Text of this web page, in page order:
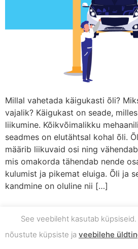
Millal vahetada käigukasti õli?
vajalik? Käigukast on seade,
liikumine. Kõikvõimalikku
seadmes on elutähtsal kohal õli.
määrib liikuvaid osi ning
mis omakorda tähendab nende
kulumist ja pikemat eluiga. Õli ja
kandmine on oluline nii […]
See veebileht kasutab
nõustute küpsiste ja veebilehe